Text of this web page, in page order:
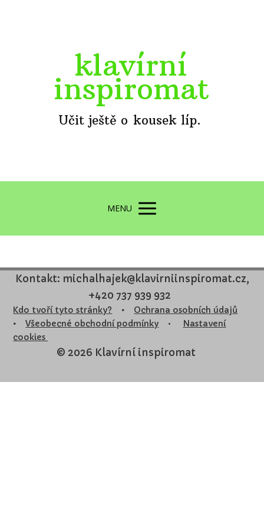
klavírní
inspiromat
Učit ještě o kousek líp.
MENU
Kontakt: michalhajek@klavirniinspiromat.cz,
+420 737 939 932
Kdo tvoří tyto stránky? •
Ochrana osobních údajů
•
Všeobecné obchodní podmínky • Nastavení
cookies
© 2026 Klavírní inspiromat